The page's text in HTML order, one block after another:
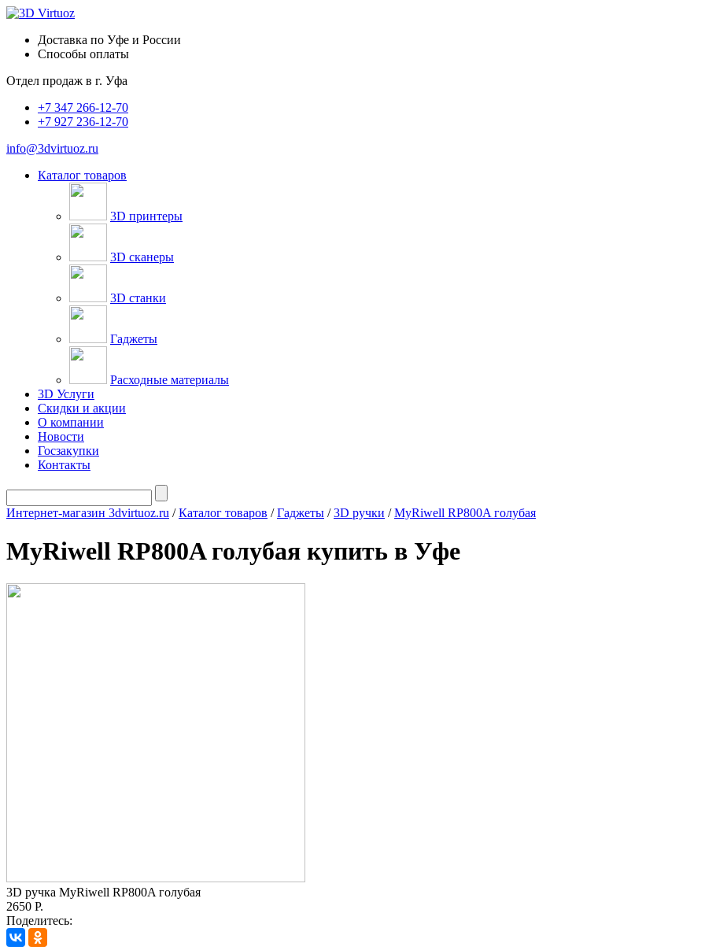
Доставка по Уфе и России
Способы оплаты
Отдел продаж в г. Уфа
+7 347 266-12-70
+7 927 236-12-70
info@3dvirtuoz.ru
Каталог товаров
3D принтеры
3D сканеры
3D станки
Гаджеты
Расходные материалы
3D Услуги
Скидки и акции
О компании
Новости
Госзакупки
Контакты
Интернет-магазин 3dvirtuoz.ru /Каталог товаров /Гаджеты /3D ручки /MyRiwell RP800A голубая
MyRiwell RP800A голубая купить в Уфе
3D ручка MyRiwell RP800A голубая
2650 Р.
Поделитесь: